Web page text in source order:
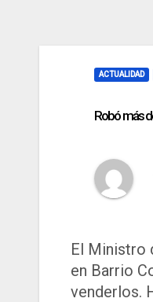
ACTUALIDAD
Robó más
El Ministro
en Barrio
venderlos.